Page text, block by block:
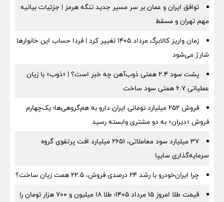
توافق ایران و عمان بر سر مسیر جدید تنگه هرمز | جزئیات بیانیه
مهم تهران و مسقط
زمان واریز کالابرگ مرداد ۱۴۰۵ تغییر کرد | فردا حساب این خانوارها
شارژ می‌شود
پشت سود ۲.۴ همتی ذوب‌آهن چه خبر است؟ | «ذوب» با زیان
عملیاتی ۶.۷ همتی سود ساخت
فروش ۲۵۲ میلیارد تومانی ایران دارو به هم‌گروهی‌ها؛ یک‌چهارم
فروش «دیران» به دو مشتری وابسته رسید
۳۷ میلیارد سود معاملاتی، ۲۶۵۱ میلیارد افت پرتفوی گروه
سرمایه‌گذاری سایپا
چرا ایران‌خودرو با رشد ۲۴ درصدی فروش، ۲۲.۵ همت زیان ساخت؟
قیمت طلا امروز ۱۵ مرداد ۱۴۰۵؛ طلا ۱۸ میلیون و ۷۰۰ هزار تومان را